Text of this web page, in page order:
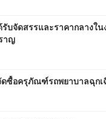
จัดสรรและราคากลางใน
าญ
ซื้อครุภัณฑ์รถพยาบาลฉุกเ